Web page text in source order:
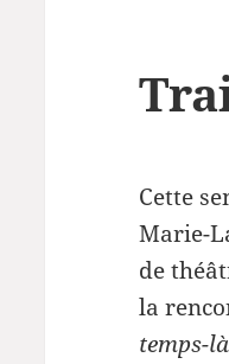
Cette
Marie-
de
la
temps-